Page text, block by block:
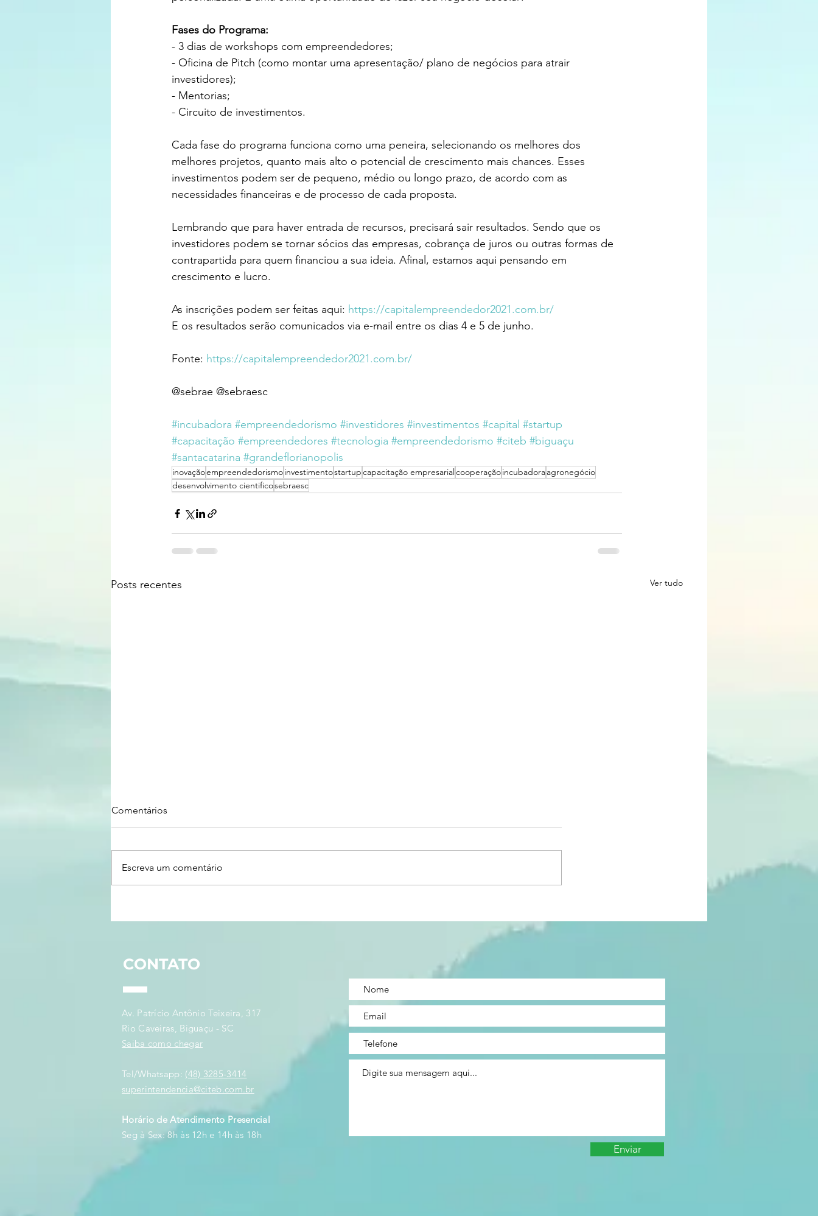
Fases do Programa:
- 3 dias de workshops com empreendedores;
- Oficina de Pitch (como montar uma apresentação/ plano de negócios para atrair
investidores);
- Mentorias;
- Circuito de investimentos.
Cada fase do programa funciona como uma peneira, selecionando os melhores dos
melhores projetos, quanto mais alto o potencial de crescimento mais chances. Esses
investimentos podem ser de pequeno, médio ou longo prazo, de acordo com as
necessidades financeiras e de processo de cada proposta.
Lembrando que para haver entrada de recursos, precisará sair resultados. Sendo que os
investidores podem se tornar sócios das empresas, cobrança de juros ou outras formas de
contrapartida para quem financiou a sua ideia. Afinal, estamos aqui pensando em
crescimento e lucro.
As inscrições podem ser feitas aqui: https://capitalempreendedor2021.com.br/
E os resultados serão comunicados via e-mail entre os dias 4 e 5 de junho.
Fonte: https://capitalempreendedor2021.com.br/
@sebrae @sebraesc
#incubadora #empreendedorismo #investidores #investimentos #capital #startup
#capacitação #empreendedores #tecnologia #empreendedorismo #citeb #biguaçu
#santacatarina #grandeflorianopolis
inovaçãoempreendedorismoinvestimentostartupcapacitação empresarialcooperaçãoincubadoraagronegócio
desenvolvimento cientificosebraesc
Posts recentes Ver tudo
Comentários
Escreva um comentário
CONTATO
Av. Patrício Antônio Teixeira, 317
Rio Caveiras, Biguaçu - SC
Saiba como chegar
Tel/Whatsapp: (48) 3285-3414
superintendencia@citeb.com.br
Horário de Atendimento Presencial
Seg à Sex: 8h às 12h e 14h às 18h
Enviar